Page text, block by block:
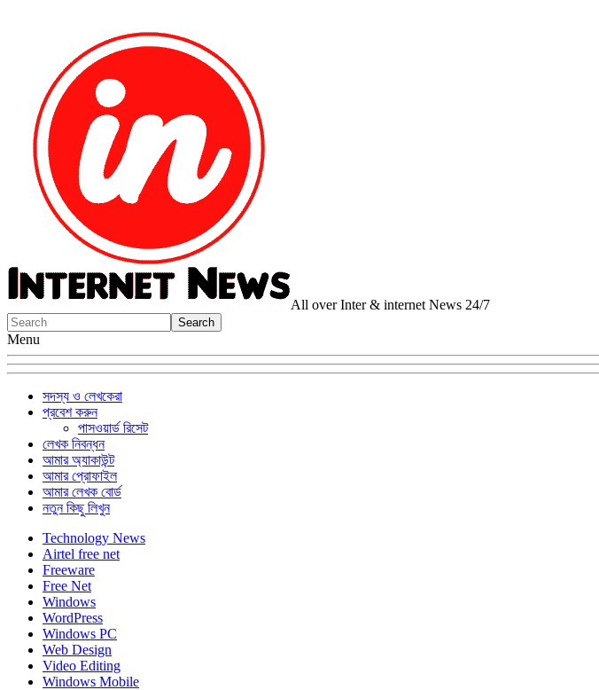
All over Inter & internet News 24/7
Menu
সদস্য ও লেখকেরা
প্রবেশ করুন
পাসওয়ার্ড রিসেট
লেখক নিবন্ধন
আমার অ্যাকাউন্ট
আমার প্রোফাইল
আমার লেখক বোর্ড
নতুন কিছু লিখুন
Technology News
Airtel free net
Freeware
Free Net
Windows
WordPress
Windows PC
Web Design
Video Editing
Windows Mobile